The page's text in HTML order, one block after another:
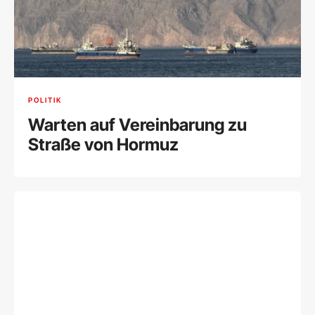
POLITIK
Warten auf Vereinbarung zu
Straße von Hormuz